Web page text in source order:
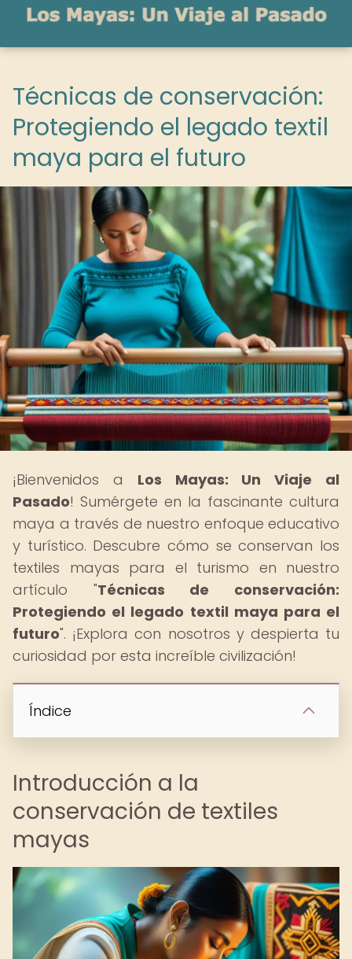
Técnicas de conservación:
Protegiendo el legado textil
maya para el futuro
¡Bienvenidos a Los Mayas: Un Viaje al
Pasado! Sumérgete en la fascinante cultura
maya a través de nuestro enfoque educativo
y turístico. Descubre cómo se conservan los
textiles mayas para el turismo en nuestro
artículo "Técnicas de conservación:
Protegiendo el legado textil maya para el
futuro". ¡Explora con nosotros y despierta tu
curiosidad por esta increíble civilización!
Índice
Introducción a la
conservación de textiles
mayas